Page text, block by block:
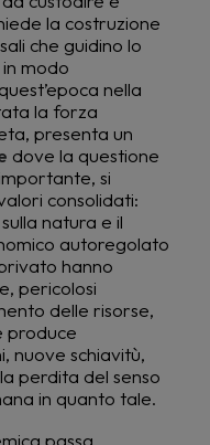
la costruzione
che guidino lo
modo
nella
la forza
presenta un
dove la questione
si
consolidati:
natura e il
autoregolato
hanno
pericolosi
delle risorse,
produce
nuove schiavitù,
perdita del senso
in quanto tale.
passa